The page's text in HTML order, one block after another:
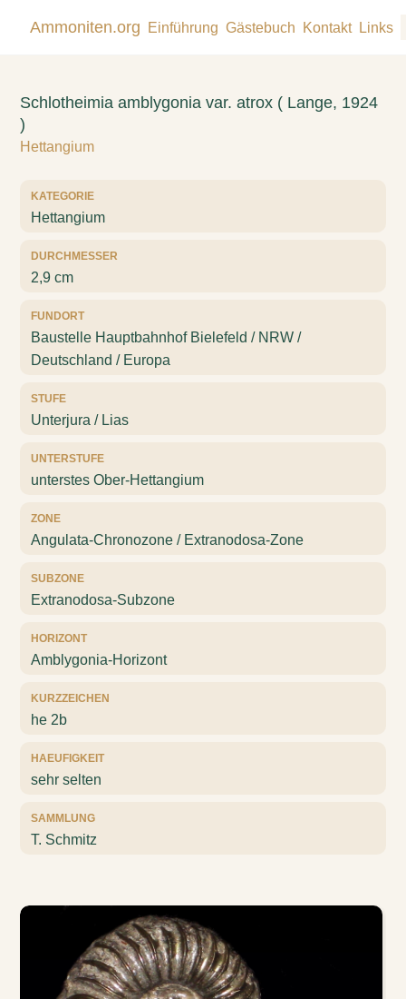
Ammoniten.org Einführung Gästebuch Kontakt Links
Schlotheimia amblygonia var. atrox ( Lange, 1924
)
Hettangium
KATEGORIE
Hettangium
DURCHMESSER
2,9 cm
FUNDORT
Baustelle Hauptbahnhof Bielefeld / NRW /
Deutschland / Europa
STUFE
Unterjura / Lias
UNTERSTUFE
unterstes Ober-Hettangium
ZONE
Angulata-Chronozone / Extranodosa-Zone
SUBZONE
Extranodosa-Subzone
HORIZONT
Amblygonia-Horizont
KURZZEICHEN
he 2b
HAEUFIGKEIT
sehr selten
SAMMLUNG
T. Schmitz